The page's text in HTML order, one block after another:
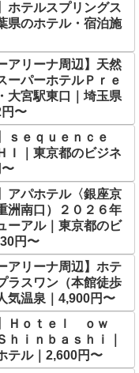
ホテルスプリングス
県のホテル・宿泊施
アリーナ周辺】天然
パーホテルＰｒｅ
大宮駅東口｜埼玉県
〜
ｓｅｑｕｅｎｃｅ
Ｉ｜東京都のビジネ
アパホテル〈銀座京
洲南口）２０２６年
ーアル｜東京都のビ
円〜
アリーナ周辺】ホテ
スワン（本館徒歩
気温泉｜4,900円〜
Ｈｏｔｅｌ ｏｗ
ｉｎｂａｓｈｉ｜
テル｜2,600円〜